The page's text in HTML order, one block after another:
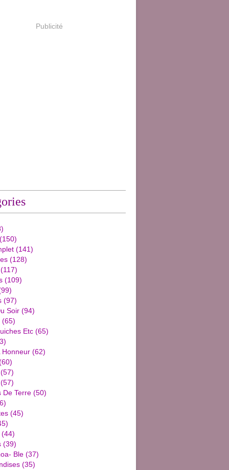
Publicité
(150)
(141)
(128)
(117)
(109)
(97)
Soir (94)
(65)
Etc (65)
Honneur (62)
(57)
(57)
De Terre (50)
(45)
(44)
(39)
Ble (37)
(35)